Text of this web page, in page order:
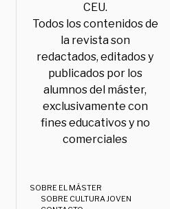
CEU.
Todos los contenidos de
la revista son
redactados, editados y
publicados por los
alumnos del máster,
exclusivamente con
fines educativos y no
comerciales
SOBRE EL MÁSTER
SOBRE CULTURA JOVEN